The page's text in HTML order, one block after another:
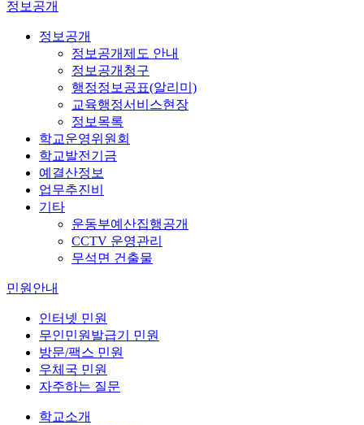
정보공개
정보공개
정보공개제도 안내
정보공개청구
행정정보공표(알리미)
교육행정서비스현장
정보목록
학교운영위원회
학교발전기금
예결산정보
업무추진비
기타
운동부예산집행공개
CCTV 운영관리
무석면 건출물
민원안내
인터넷 민원
무인민원발급기 민원
방문/팩스 민원
우체국 민원
자주하는 질문
학교소개